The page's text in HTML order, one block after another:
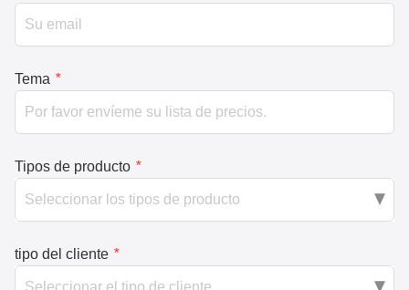
Tema *
Tipos de producto *
tipo del cliente *